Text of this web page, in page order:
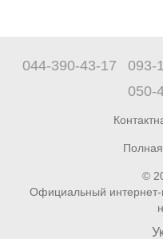
044-390-43-17 093-
050-
©
Официальный